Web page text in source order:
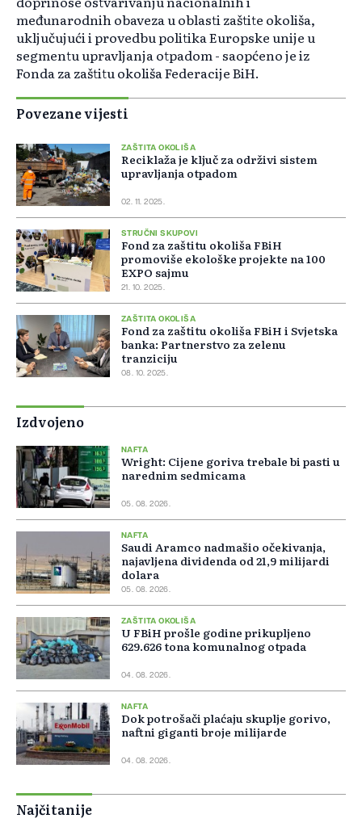
međunarodnih obaveza u oblasti zaštite okoliša,
uključujući i provedbu politika Europske unije u
segmentu upravljanja otpadom - saopćeno je iz
Fonda za zaštitu okoliša Federacije BiH.
Povezane vijesti
ZAŠTITA OKOLIŠA
Reciklaža je ključ za održivi sistem
upravljanja otpadom
02. 11. 2025.
STRUČNI SKUPOVI
Fond za zaštitu okoliša FBiH
promoviše ekološke projekte na 100
EXPO sajmu
21. 10. 2025.
ZAŠTITA OKOLIŠA
Fond za zaštitu okoliša FBiH i Svjetska
banka: Partnerstvo za zelenu
tranziciju
08. 10. 2025.
Izdvojeno
NAFTA
Wright: Cijene goriva trebale bi pasti u
narednim sedmicama
05. 08. 2026.
NAFTA
Saudi Aramco nadmašio očekivanja,
najavljena dividenda od 21,9 milijardi
dolara
05. 08. 2026.
ZAŠTITA OKOLIŠA
U FBiH prošle godine prikupljeno
629.626 tona komunalnog otpada
04. 08. 2026.
NAFTA
Dok potrošači plaćaju skuplje gorivo,
naftni giganti broje milijarde
04. 08. 2026.
Najčitanije